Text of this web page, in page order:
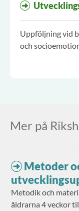
Uppföljning vid
och
Mer på
Metoder
Metodik och
åldrarna 4 veckor